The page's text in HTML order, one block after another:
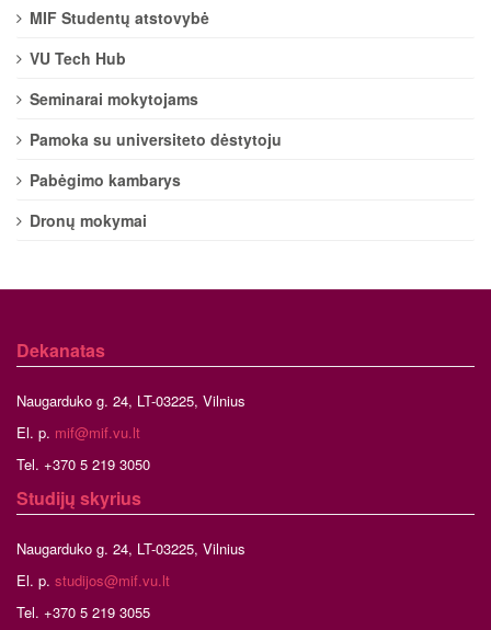
MIF Studentų atstovybė
VU Tech Hub
Seminarai mokytojams
Pamoka su universiteto dėstytoju
Pabėgimo kambarys
Dronų mokymai
Dekanatas
Naugarduko g. 24, LT-03225, Vilnius
El. p. mif@mif.vu.lt
Tel. +370 5 219 3050
Studijų skyrius
Naugarduko g. 24, LT-03225, Vilnius
El. p. studijos@mif.vu.lt
Tel. +370 5 219 3055